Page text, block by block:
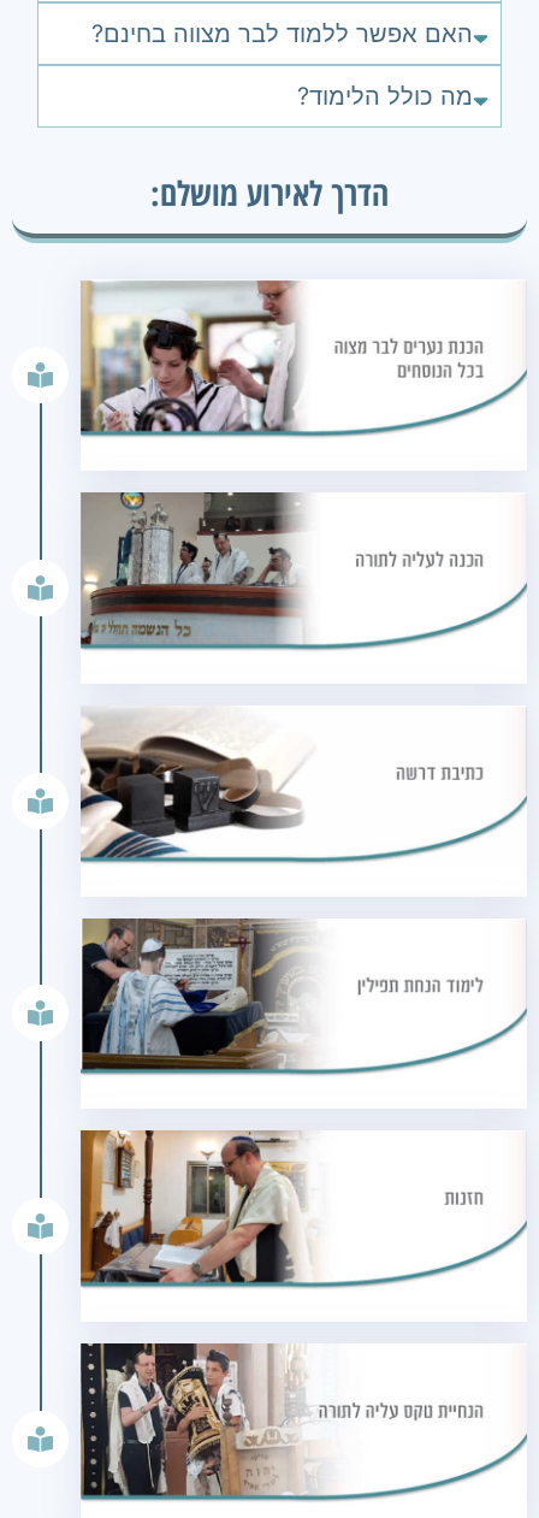
האם אפשר ללמוד לבר מצווה בחינם?
מה כולל הלימוד?
הדרך לאירוע מושלם: